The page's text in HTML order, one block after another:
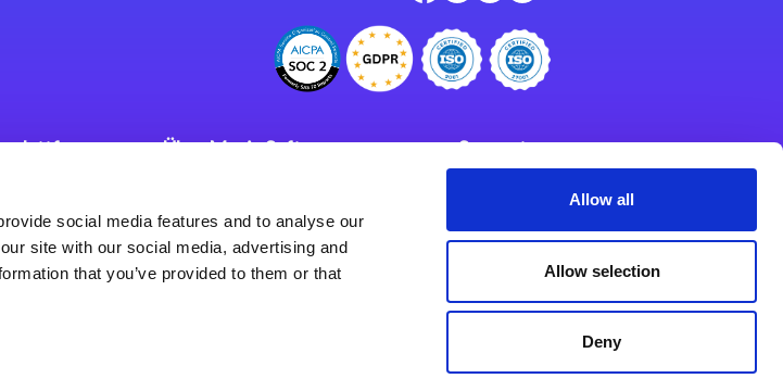
social media features and to analyse our
site with our social media, advertising and
that you’ve provided to them or that
Allow all
Allow selection
Deny
Über Magic Software
Karriere
Datenschutzerklärung
Weltweite Niederlassungen
Support
Impressum